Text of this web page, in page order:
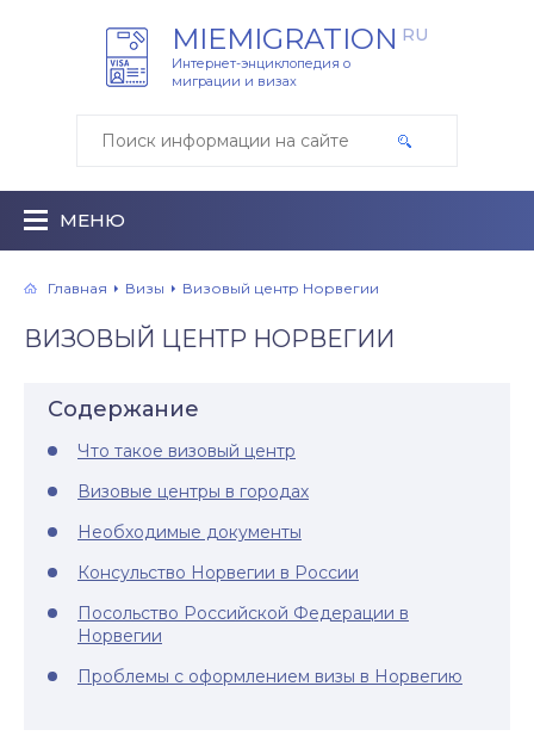
MIEMIGRATION RU
Интернет-энциклопедия о
миграции и визах
МЕНЮ
Главная Визы Визовый центр Норвегии
ВИЗОВЫЙ ЦЕНТР НОРВЕГИИ
Содержание
Что такое визовый центр
Визовые центры в городах
Необходимые документы
Консульство Норвегии в России
Посольство Российской Федерации в
Норвегии
Проблемы с оформлением визы в Норвегию